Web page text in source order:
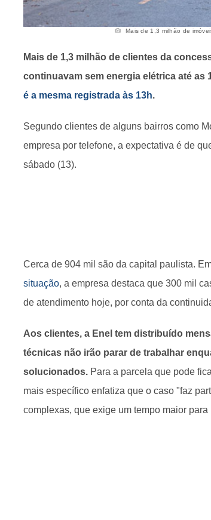
Mais de 1,3 milhão de
Mais de 1,3 milhão de clientes da
continuavam sem energia elétrica até as
é a mesma registrada às 13h.
Segundo clientes de alguns bairros como
empresa por telefone, a expectativa é de
sábado (13).
Cerca de 904 mil são da capital paulista.
situação, a empresa destaca que 300 mil
de atendimento hoje, por conta da
Aos clientes, a Enel tem distribuído
técnicas não irão parar de trabalhar
solucionados. Para a parcela que pode
mais específico enfatiza que o caso "faz
complexas, que exige um tempo maior para